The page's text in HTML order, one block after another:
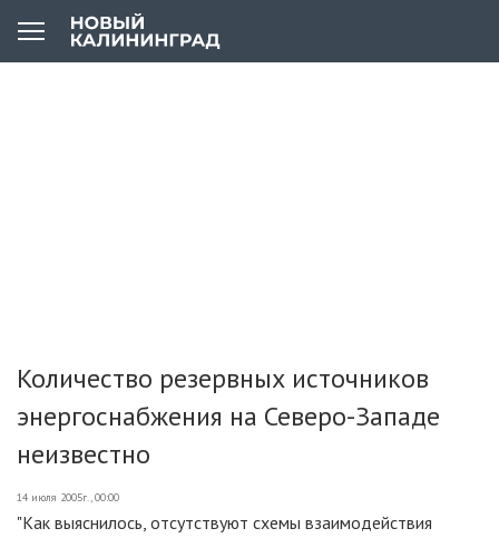
Количество резервных источников
энергоснабжения на Северо-Западе
неизвестно
14 июля 2005г., 00:00
"Как выяснилось, отсутствуют схемы взаимодействия